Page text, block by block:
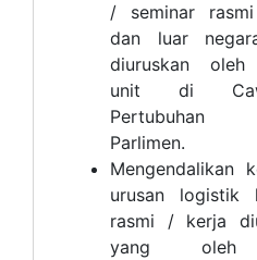
/ seminar
dan luar
diuruskan oleh
unit di
Pertubuhan
Parlimen.
Mengendalikan
urusan logistik
rasmi / kerja
yang